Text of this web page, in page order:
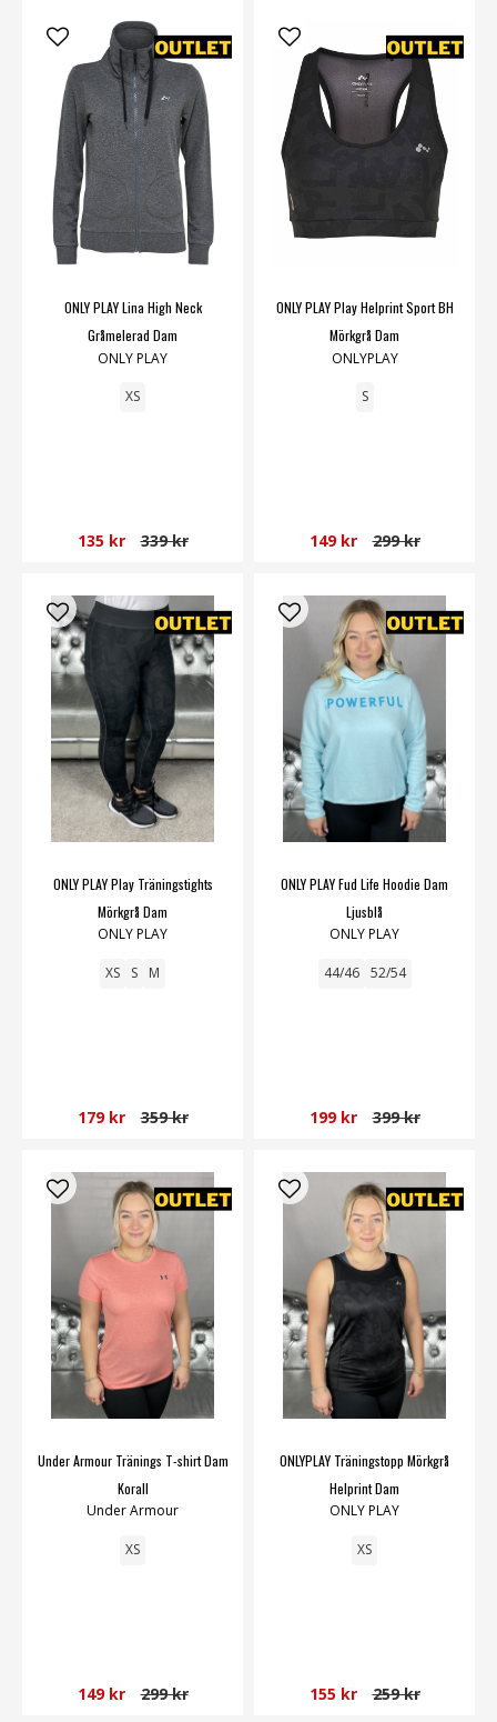
ONLY PLAY Lina High Neck
Gråmelerad Dam
ONLY PLAY
XS
135 kr 339 kr
ONLY PLAY Play Helprint Sport BH
Mörkgrå Dam
ONLYPLAY
S
149 kr 299 kr
ONLY PLAY Play Träningstights
Mörkgrå Dam
ONLY PLAY
XS S M
179 kr 359 kr
ONLY PLAY Fud Life Hoodie Dam
Ljusblå
ONLY PLAY
44/46 52/54
199 kr 399 kr
Under Armour Tränings T-shirt Dam
Korall
Under Armour
XS
149 kr 299 kr
ONLYPLAY Träningstopp Mörkgrå
Helprint Dam
ONLY PLAY
XS
155 kr 259 kr